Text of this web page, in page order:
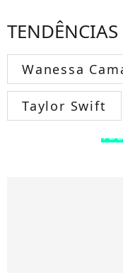
TENDÊNCIAS
Wanessa
Taylor Swift